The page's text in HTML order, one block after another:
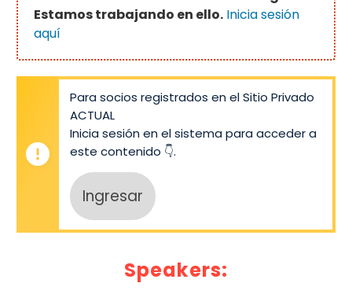
Estamos trabajando en ello. Inicia sesión
aquí
Para socios registrados en el Sitio Privado
ACTUAL
Inicia sesión en el sistema para acceder a
este contenido 👇.
Ingresar
Speakers: